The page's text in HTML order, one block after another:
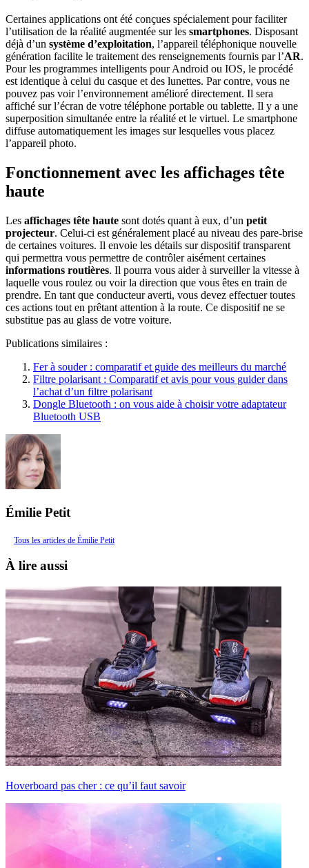
Certaines applications ont été conçues spécialement pour faciliter
l’utilisation de la réalité augmentée sur les smartphones. Disposant
déjà d’un système d’exploitation, l’appareil téléphonique nouvelle
génération facilite le traitement des renseignements fournis par l’AR.
Pour les programmes intelligents pour Android ou IOS, le procédé
est identique à celui du casque et des lunettes. Par contre, vous ne
pouvez pas voir l’environnement amélioré directement. Il sera
affiché sur l’écran de votre téléphone portable ou tablette. Il y a une
superposition simultanée entre la réalité et le virtuel. Le smartphone
diffuse automatiquement les images sur lesquelles vous placez
l’appareil photo.
Fonctionnement avec les affichages tête
haute
Les affichages tête haute sont dotés quant à eux, d’un petit
projecteur. Celui-ci est généralement placé au niveau des pare-brise
de certaines voitures. Il envoie les détails sur dispositif transparent
qui permettra vous permettre de contrôler aisément certaines
informations routières. Il pourra vous aider à surveiller la vitesse à
laquelle vous roulez ou voir la direction que vous êtes en train de
prendre. En tant que conducteur averti, vous devez effectuer toutes
ces actions tout en prêtant attention à la route. Ce dispositif ne se
substitue pas au glass de votre voiture.
Publications similaires :
Fer à souder : comparatif et guide des meilleurs du marché
Filtre polarisant : Comparatif et avis pour vous guider dans
l’achat d’un filtre polarisant
Dongle Bluetooth : on vous aide à choisir votre adaptateur
Bluetooth USB
Émilie Petit
Tous les articles de Émilie Petit
À lire aussi
Hoverboard pas cher : ce qu’il faut savoir